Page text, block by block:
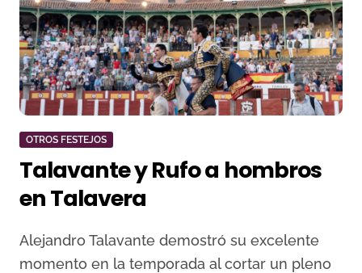
OTROS FESTEJOS
Talavante y Rufo a hombros
en Talavera
Alejandro Talavante demostró su excelente
momento en la temporada al cortar un pleno